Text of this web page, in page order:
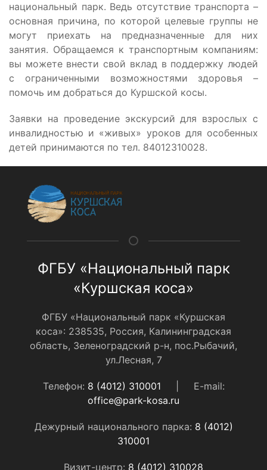
национальный парк. Ведь отсутствие транспорта –
основная причина, по которой целевые группы не
могут приехать на предназначенные для них
занятия. Обращаемся к транспортным компаниям:
вы можете внести свой вклад в поддержку людей
с ограниченными возможностями здоровья –
помочь им добраться до Куршской косы.
Заявки на проведение экскурсий для взрослых с
инвалидностью и «живых» уроков для особенных
детей принимаются по тел. 84012310028.
ФГБУ «Национальный парк
«Куршская коса»
ФГБУ «Национальный парк «Куршская
коса»: 238535, Россия, Калининградская
область, Зеленоградский р-н, пос.Рыбачий,
ул.Лесная, 7
Телефон: 8 (4012) 310001
E-mail:
office@park-kosa.ru
Дежурный национального парка: 8 (4012)
310001
Визит-центр: 8 (4012) 310028